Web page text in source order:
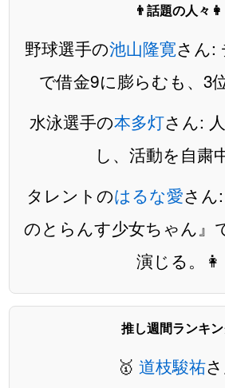
👨話題の人々👩
野球選手の池山隆寛さん:
で借金9に膨らむも、3
水泳選手の本多灯さん:
し、活動を自粛
タレントのはるな愛さん
のとらんす少女ちゃん』
演じる。👩
推し週間ランキ
🥇 道枝駿祐